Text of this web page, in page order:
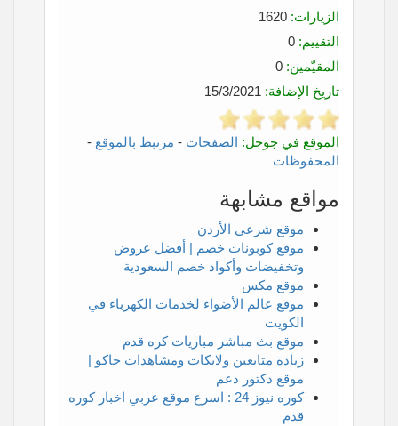
الزيارات:
التقييم:
المقيّمين:
تاريخ الإضافة:
الموقع في جوجل: الصفحات - مرتبط بالموقع -
المحفوظات
مواقع مشابهة
موقع شرعي الأردن
موقع كوبونات خصم | أفضل عروض
وتخفيضات وأكواد خصم السعودية
موقع مكس
موقع عالم الأضواء لخدمات الكهرباء في
الكويت
موقع بث مباشر مباريات كره قدم
زيادة متابعين ولايكات ومشاهدات جاكو |
موقع دكتور دعم
كوره نيوز 24 : اسرع موقع عربي اخبار كوره
قدم